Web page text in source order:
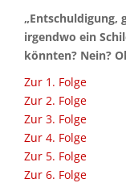
Discord
„Entschuldigung,
irgendwo ein
könnten? Nein?
Zur 1. Folge
Zur 2. Folge
Zur 3. Folge
Zur 4. Folge
Zur 5. Folge
Zur 6. Folge